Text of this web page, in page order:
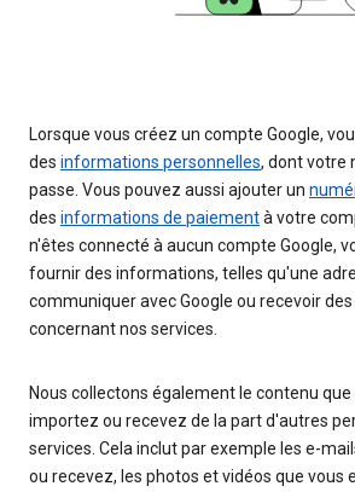
Lorsque vous créez un compte Google,
des informations personnelles, dont votre
passe. Vous pouvez aussi ajouter un
des informations de paiementà votre
n'êtes connecté à aucun compte Google,
fournir des informations, telles qu'une
communiquer avec Google ou recevoir
concernant nos services.
Nous collectons également le contenu que
importez ou recevez de la part d'autres
services. Cela inclut par exemple les e-
ou recevez, les photos et vidéos que vous